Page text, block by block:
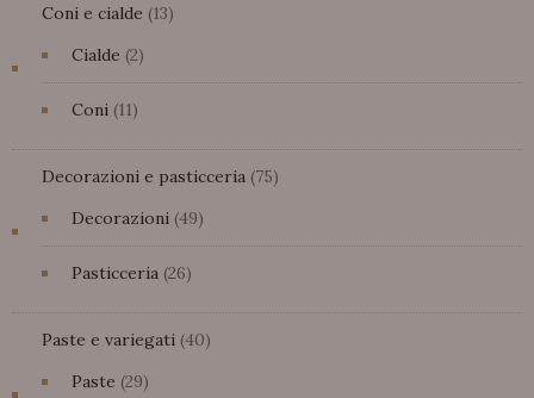
Coni e cialde 1313
Cialde 22
prodotti
Coni 1111
Decorazioni e pasticceria 7575
Decorazioni 4949
prodotti
Pasticceria 2626
Paste e variegati 4040
Paste 2929